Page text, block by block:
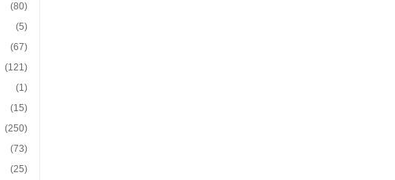
(80)
(5)
(67)
(121)
(1)
(15)
(250)
(73)
(25)